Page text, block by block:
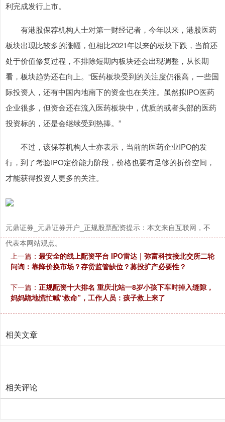
利完成发行上市。
有港股保荐机构人士对第一财经记者，今年以来，港股医药
板块出现比较多的涨幅，但相比2021年以来的板块下跌，当前还
处于价值修复过程，不排除短期内板块还会出现调整，从长期
看，板块趋势还在向上。“医药板块受到的关注度仍很高，一些国
际投资人，还有中国内地南下的资金也在关注。虽然拟IPO医药
企业很多，但资金还在流入医药板块中，优质的或者头部的医药
投资标的，还是会继续受到热捧。”
不过，该保荐机构人士亦表示，当前的医药企业IPO的发
行，到了考验IPO定价能力阶段，价格也要有足够的折价空间，
才能获得投资人更多的关注。
元鼎证券_元鼎证券开户_正规股票配资提示：本文来自互联网，不
代表本网站观点。
上一篇： 最安全的线上配资平台 IPO雷达｜弥富科技接北交所二轮
问询：靠降价换市场？存货监管缺位？募投扩产必要性？
下一篇： 正规配资十大排名 重庆北站一8岁小孩下车时掉入缝隙，
妈妈跪地慌忙喊“救命”，工作人员：孩子救上来了
相关文章
相关评论
沪深300 4663.63 -30.80 -0.66%
创业板指 3478.35 -84.77 -2.38%